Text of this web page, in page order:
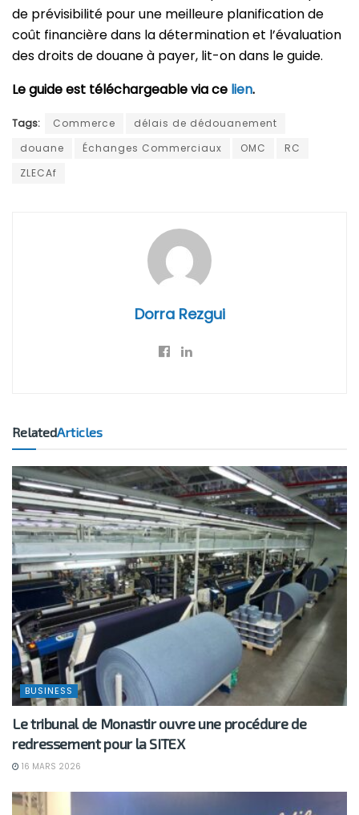
de prévisibilité pour une meilleure planification de
coût financière dans la détermination et l’évaluation
des droits de douane à payer, lit-on dans le guide.
Le guide est téléchargeable via ce lien.
Tags: Commerce
délais de dédouanement
douane
Échanges Commerciaux OMC
RC
ZLECAf
Dorra Rezgui
RelatedArticles
BUSINESS
Le tribunal de Monastir ouvre une procédure de
redressement pour la SITEX
16 MARS 2026